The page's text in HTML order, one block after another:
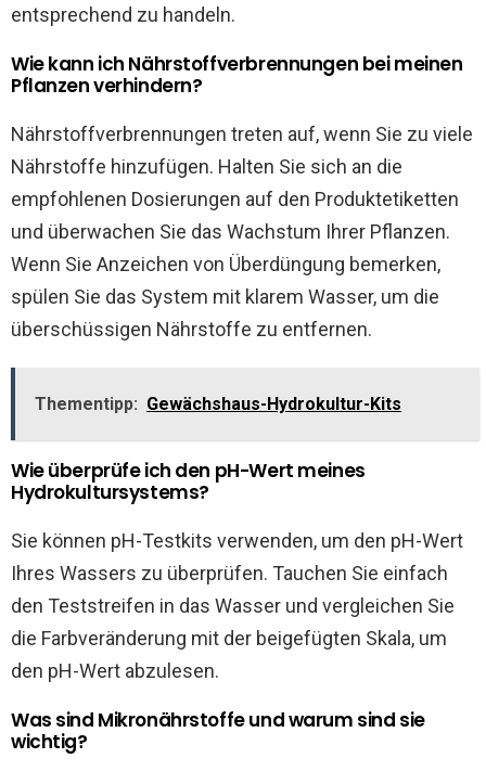
entsprechend zu handeln.
Wie kann ich Nährstoffverbrennungen bei meinen
Pflanzen verhindern?
Nährstoffverbrennungen treten auf, wenn Sie zu viele
Nährstoffe hinzufügen. Halten Sie sich an die
empfohlenen Dosierungen auf den Produktetiketten
und überwachen Sie das Wachstum Ihrer Pflanzen.
Wenn Sie Anzeichen von Überdüngung bemerken,
spülen Sie das System mit klarem Wasser, um die
überschüssigen Nährstoffe zu entfernen.
Thementipp: Gewächshaus-Hydrokultur-Kits
Wie überprüfe ich den pH-Wert meines
Hydrokultursystems?
Sie können pH-Testkits verwenden, um den pH-Wert
Ihres Wassers zu überprüfen. Tauchen Sie einfach
den Teststreifen in das Wasser und vergleichen Sie
die Farbveränderung mit der beigefügten Skala, um
den pH-Wert abzulesen.
Was sind Mikronährstoffe und warum sind sie
wichtig?